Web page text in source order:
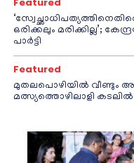
ഒരിക്കലും മരിക്കില്ല’;
പാർട്ടി
Featured
മുതലപൊഴിയിൽ വീണ്ടും
മത്സ്യത്തൊഴിലാളി